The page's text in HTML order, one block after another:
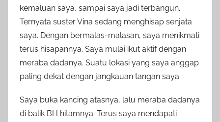
kemaluan saya, sampai saya jadi terbangun.
Ternyata suster Vina sedang menghisap senjata
saya. Dengan bermalas-malasan, saya menikmati
terus hisapannya. Saya mulai ikut aktif dengan
meraba dadanya. Suatu lokasi yang saya anggap
paling dekat dengan jangkauan tangan saya.
Saya buka kancing atasnya, lalu meraba dadanya
di balik BH hitamnya. Terus saya mendapati